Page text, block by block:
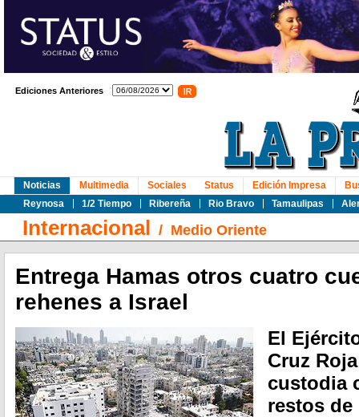
Ediciones Anteriores
Noticias
Reynosa
1/2 Tiempo Ribereña Rio Bravo Tamaulipas
Multimedia Sociales Status Edición Impresa
Internacional / Medio Oriente
Entrega Hamas otros cuatro
rehenes a Israel
El
Cruz
custodia
restos